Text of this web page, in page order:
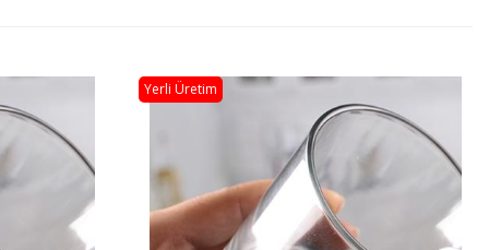
Yerli Üretim